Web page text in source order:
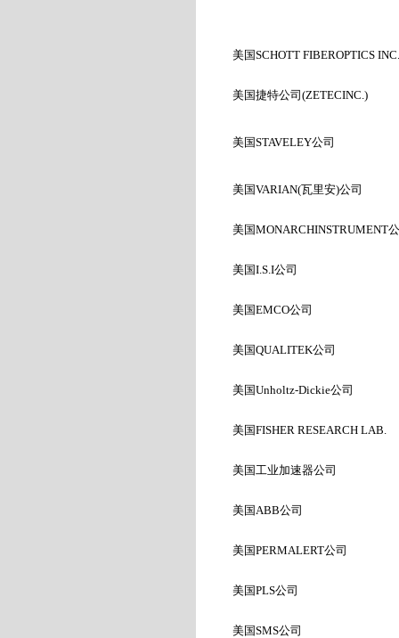
美国SCHOTT FIBEROPTICS INC.
美国捷特公司(ZETECINC.)
美国STAVELEY公司
美国VARIAN(瓦里安)公司
美国MONARCHINSTRUMENT
美国I.S.I公司
美国EMCO公司
美国QUALITEK公司
美国Unholtz-Dickie公司
美国FISHER RESEARCH LAB.
美国工业加速器公司
美国ABB公司
美国PERMALERT公司
美国PLS公司
美国SMS公司